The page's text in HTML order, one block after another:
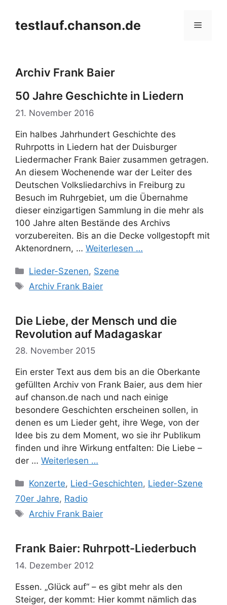
springen
testlauf.chanson.de Menü
Archiv Frank Baier
50 Jahre Geschichte in Liedern
21. November 2016
Ein halbes Jahrhundert Geschichte des
Ruhrpotts in Liedern hat der Duisburger
Liedermacher Frank Baier zusammen getragen.
An diesem Wochenende war der Leiter des
Deutschen Volksliedarchivs in Freiburg zu
Besuch im Ruhrgebiet, um die Übernahme
dieser einzigartigen Sammlung in die mehr als
100 Jahre alten Bestände des Archivs
vorzubereiten. Bis an die Decke vollgestopft mit
Aktenordnern, … Weiterlesen …
Kategorien
Lieder-Szenen, Szene
Schlagwörter
Archiv Frank Baier
Die Liebe, der Mensch und die
Revolution auf Madagaskar
28. November 2015
Ein erster Text aus dem bis an die Oberkante
gefüllten Archiv von Frank Baier, aus dem hier
auf chanson.de nach und nach einige
besondere Geschichten erscheinen sollen, in
denen es um Lieder geht, ihre Wege, von der
Idee bis zu dem Moment, wo sie ihr Publikum
finden und ihre Wirkung entfalten: Die Liebe –
der … Weiterlesen …
Kategorien
Konzerte, Lied-Geschichten, Lieder-Szene
70er Jahre, Radio
Schlagwörter
Archiv Frank Baier
Frank Baier: Ruhrpott-Liederbuch
14. Dezember 2012
Essen. „Glück auf“ – es gibt mehr als den
Steiger, der kommt: Hier kommt nämlich das